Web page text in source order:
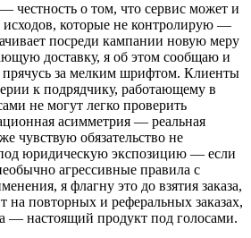
— честность о том, что сервис может и
которые не контролирую —
посреди кампании новую меру
доставку, я об этом сообщаю и
за мелким шрифтом. Клиенты
к подрядчику, работающему в
не могут легко проверить
асимметрия — реальная
чувствую обязательство не
юридическую экспозицию — если
агрессивные правила с
я флагну это до взятия заказа,
на повторных и реферальных заказах,
— настоящий продукт под голосами.